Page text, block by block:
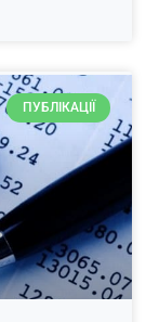
ПУБЛІКАЦІЇ